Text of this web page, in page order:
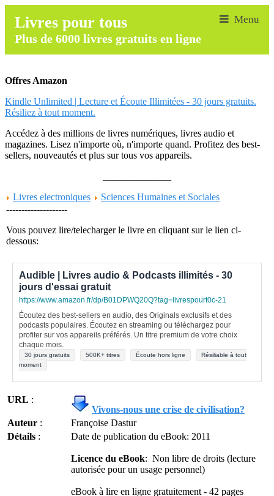
Livres pour tous
Plus de 6000 livres gratuits en ligne
Offres Amazon
Kindle Unlimited | Lecture et Écoute Illimitées - 30 jours gratuits.
Résiliez à tout moment.
Accédez à des millions de livres numériques, livres audio et
magazines. Lisez n'importe où, n'importe quand. Profitez des best-
sellers, nouveautés et plus sur tous vos appareils.
Livres electroniques
Sciences Humaines et Sociales
--------------------
Vous pouvez lire/telecharger le livre en cliquant sur le lien ci-
dessous:
Audible | Livres audio & Podcasts illimités - 30
jours d'essai gratuit
https://www.amazon.fr/dp/B01DPWQ20Q?tag=livrespourt0c-21
Écoutez des best-sellers en audio, des Originals exclusifs et des
podcasts populaires. Écoutez en streaming ou téléchargez pour
profiter sur vos appareils préférés. Un titre premium de votre choix
chaque mois.
30 jours gratuits 500K+ titres Écoute hors ligne
Résiliable à tout
moment
URL :
Vivons-nous une crise de civilisation?
Auteur :
Françoise Dastur
Détails : Date de publication du eBook: 2011
Licence du eBook: Non libre de droits (lecture
autorisée pour un usage personnel)
eBook à lire en ligne gratuitement - 42 pages